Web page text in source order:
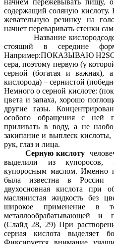
начнем пережевывать пищу,
содержащий соляную кислоту.
жевательную резинку на
начнет переваривать стенки
Название
стоящий в середине
Например:ПОКАЗЫВАЮ H2SO4
сера, поэтому первую (у
серной (богатая и важная),
кислорода) – сернистой
Немного о серной кислоте:
цвета и запаха, хорошо
другие газы.
особого обращения с ней
приливать в воду, а не
закипание и выплеск
рук, глаз и лица.
Серную кислоту
выделили из купоросов,
купоросным маслом. Именно
была известна в России
двухосновная кислота при
маслянистая жидкость без
широкое применение в
металлообрабатывающей
(Слайд 28, 29) При
серная кислота выделяет